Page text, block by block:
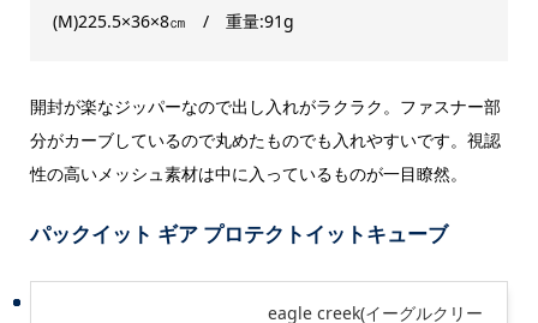
(M)225.5×36×8㎝ / 重量:91g
開封が楽なジッパーなので出し入れがラクラク。ファスナー部
分がカーブしているので丸めたものでも入れやすいです。視認
性の高いメッシュ素材は中に入っているものが一目瞭然。
パックイット ギア プロテクトイットキューブ
eagle creek(イーグルクリー